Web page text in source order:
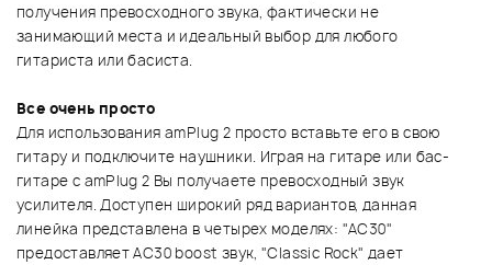
получения превосходного звука, фактически не
занимающий места и идеальный выбор для любого
гитариста или басиста.
Все очень просто
Для использования amPlug 2 просто вставьте его в свою
гитару и подключите наушники. Играя на гитаре или бас-
гитаре с amPlug 2 Вы получаете превосходный звук
усилителя. Доступен широкий ряд вариантов, данная
линейка представлена в четырех моделях: "AC30"
предоставляет AC30 boost звук, "Classic Rock" дает